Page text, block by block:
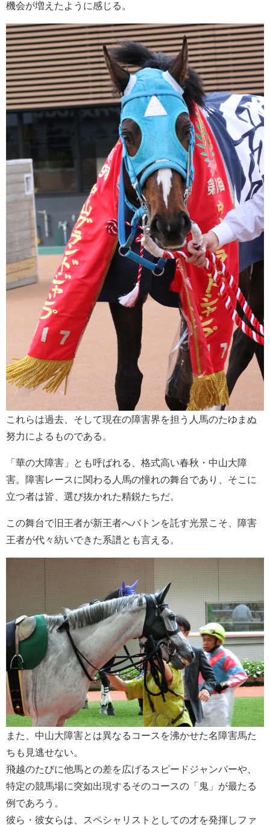
機会が増えたように感じる。
これらは過去、そして現在の障害界を担う人馬のたゆまぬ
努力によるものである。
「華の大障害」とも呼ばれる、格式高い春秋・中山大障
害。障害レースに関わる人馬の憧れの舞台であり、そこに
立つ者は皆、選び抜かれた精鋭たちだ。
この舞台で旧王者が新王者へバトンを託す光景こそ、障害
王者が代々紡いできた系譜とも言える。
また、中山大障害とは異なるコースを沸かせた名障害馬た
ちも見逃せない。
飛越のたびに他馬との差を広げるスピードジャンパーや、
特定の競馬場に突如出現するそのコースの「鬼」が最たる
例であろう。
彼ら・彼女らは、スペシャリストとしての才を発揮しファ